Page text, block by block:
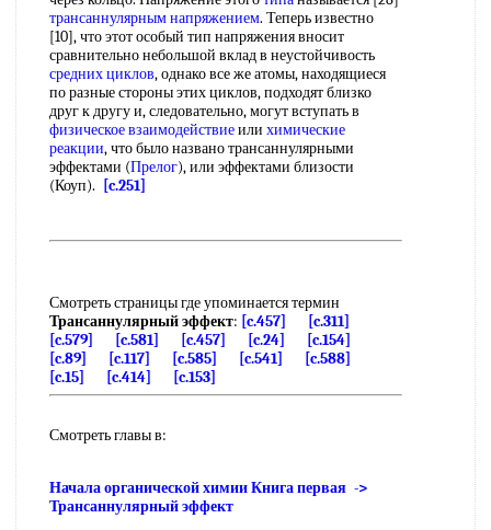
трансаннулярным напряжением. Теперь известно
[10], что этот особый тип напряжения вносит
сравнительно небольшой вклад в неустойчивость
средних циклов, однако все же атомы, находящиеся
по разные стороны этих циклов, подходят близко
друг к другу и, следовательно, могут вступать в
физическое взаимодействиеили химические
реакции, что было названо трансаннулярными
эффектами (Прелог), или эффектами близости
(Коуп).
[c.251]
Смотреть страницы где упоминается термин
Трансаннулярный эффект: [c.457]
[c.311]
[c.579]
[c.581] [c.457] [c.24]
[c.154]
[c.89]
[c.117] [c.585] [c.541]
[c.588]
[c.15]
[c.414] [c.153]
Смотреть главы в:
Начала органической химии Книга первая ->
Трансаннулярный эффект